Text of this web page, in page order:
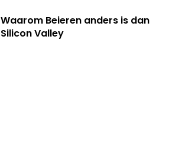
Waarom Beieren anders is dan
Silicon Valley